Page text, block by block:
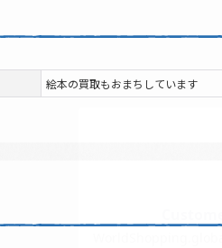
絵本の買取もおまちしています